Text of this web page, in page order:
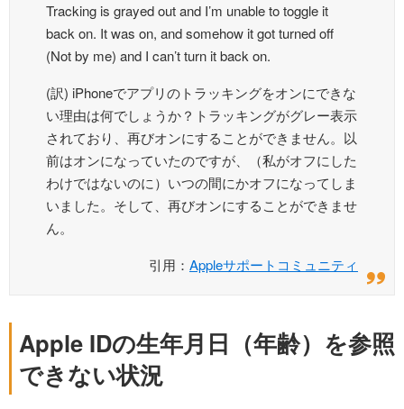
Tracking is grayed out and I’m unable to toggle it
back on. It was on, and somehow it got turned off
(Not by me) and I can’t turn it back on.
(訳) iPhoneでアプリのトラッキングをオンにできな
い理由は何でしょうか？トラッキングがグレー表示
されており、再びオンにすることができません。以
前はオンになっていたのですが、（私がオフにした
わけではないのに）いつの間にかオフになってしま
いました。そして、再びオンにすることができませ
ん。
引用： Appleサポートコミュニティ
Apple IDの生年月日（年齢）を参照
できない状況